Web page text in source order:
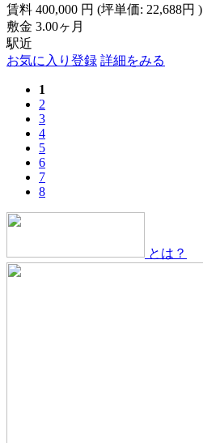
賃料 400,000 円 (坪単価: 22,688円 )
敷金 3.00ヶ月
駅近
お気に入り登録 詳細をみる
1
2
3
4
5
6
7
8
とは？